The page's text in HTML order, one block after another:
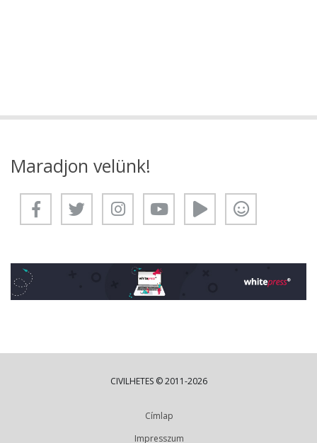
Maradjon velünk!
CIVILHETES © 2011-2026
Címlap
Impresszum